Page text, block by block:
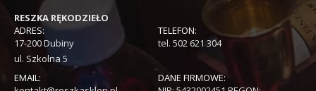
RESZKA RĘKODZIEŁO
ADRES:
17-200 Dubiny
ul. Szkolna 5
TELEFON:
tel. 502 621 304
EMAIL:
DANE FIRMOWE: